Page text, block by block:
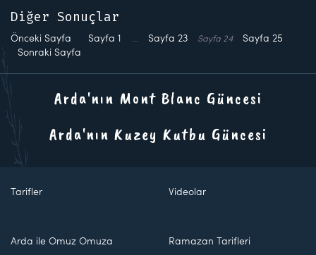
Diğer Sonuçlar
Önceki Sayfa Sayfa 1 … Sayfa 23 Sayfa 24 Sayfa 25
Sonraki Sayfa
Arda'nın Mont Blanc Güncesi
Arda'nın Kuzey Kutbu Güncesi
Tarifler Videolar
Arda ile Omuz Omuza Ramazan Tarifleri